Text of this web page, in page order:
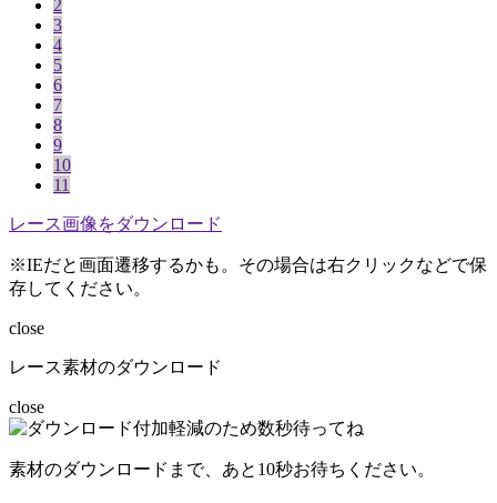
2
3
4
5
6
7
8
9
10
11
レース画像をダウンロード
※IEだと画面遷移するかも。その場合は右クリックなどで保
存してください。
close
レース素材のダウンロード
close
素材のダウンロードまで、あと 10秒お待ちください。